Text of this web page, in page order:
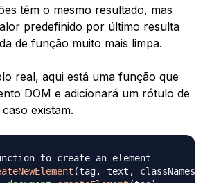
têm o mesmo resultado, mas
predefinido por último resulta
de função muito mais limpa.
real, aqui está uma função que
DOM e adicionará um rótulo de
existam.
to create an element
(tag, text , classNames